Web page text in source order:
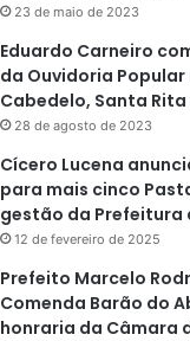
23 de maio de 2023
Eduardo Carneiro
da Ouvidoria
Cabedelo, Santa Rita
28 de agosto de 2023
Cícero Lucena
para mais cinco
gestão da Prefeitura
12 de fevereiro de 2025
Prefeito Marcelo
Comenda Barão do
honraria da Câmara